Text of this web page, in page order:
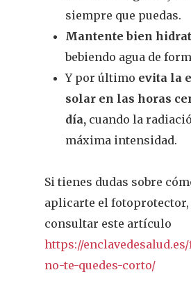
siempre que puedas.
Mantente bien
bebiendo agua de
Y por último evita la
solar en las horas
día, cuando la
máxima intensidad.
Si tienes dudas sobre
aplicarte el fotoprotector,
consultar este artículo
https://
no-te-quedes-corto/